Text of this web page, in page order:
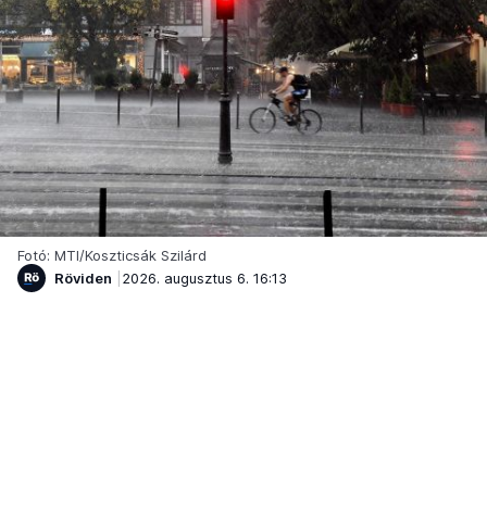
Fotó: MTI/Koszticsák Szilárd
Röviden
2026. augusztus 6. 16:13